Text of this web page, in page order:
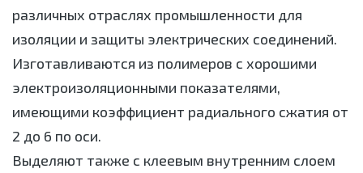
различных отраслях промышленности для
изоляции и защиты электрических соединений.
Изготавливаются из полимеров с хорошими
электроизоляционными показателями,
имеющими коэффициент радиального сжатия от
2 до 6 по оси.
Выделяют также с клеевым внутренним слоем